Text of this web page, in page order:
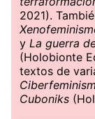
2021).
y La guerra
(Holobionte
textos de
Cuboniks